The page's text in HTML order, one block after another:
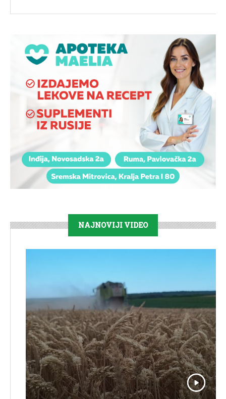
NAJNOVIJI VIDEO